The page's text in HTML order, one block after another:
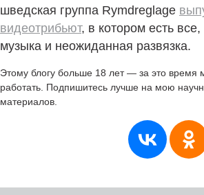
шведская группа Rymdreglage
видеотрибьют, в котором есть
музыка и неожиданная развязка.
Этому блогу больше 18 лет — за это время
работать. Подпишитесь лучше на мою
материалов.